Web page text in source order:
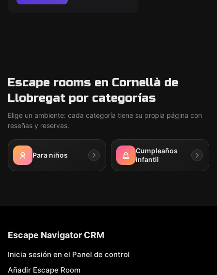
Escape rooms en Cornellà de
Llobregat por categorías
Elige un ambiente: cada categoría tiene su propia página con
reseñas y reservas.
Para niños
Cumpleaños
infantil
Escape Navigator CRM
Inicia sesión en el Panel de control
Añadir Escape Room